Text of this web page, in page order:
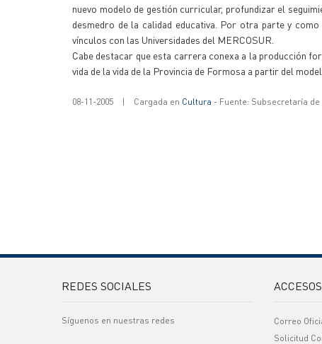
nuevo modelo de gestión curricular, profundizar el
desmedro de la calidad educativa. Por otra parte y
vínculos con las Universidades del MERCOSUR.
Cabe destacar que esta carrera conexa a la producción
vida de la vida de la Provincia de Formosa a partir del
08-11-2005 | Cargada en Cultura - Fuente: Subsecretaría
REDES SOCIALES
Síguenos en nuestras redes
Correo
Solicitud